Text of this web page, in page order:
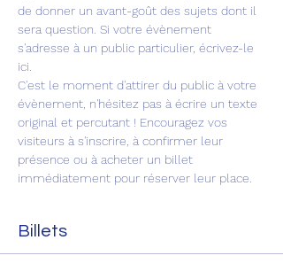
de donner un avant-goût des sujets dont il
sera question. Si votre évènement
s'adresse à un public particulier, écrivez-le
ici.
C'est le moment d'attirer du public à votre
évènement, n'hésitez pas à écrire un texte
original et percutant ! Encouragez vos
visiteurs à s'inscrire, à confirmer leur
présence ou à acheter un billet
immédiatement pour réserver leur place.
Billets